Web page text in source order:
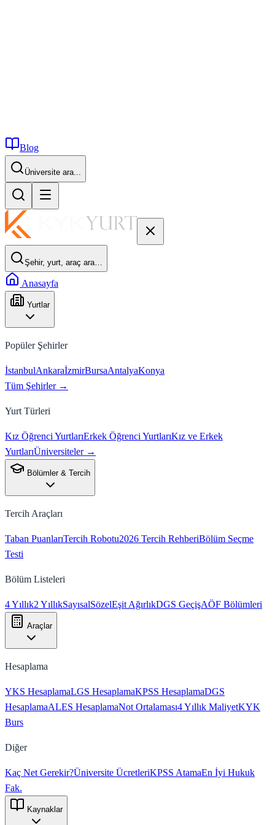
Blog
İstanbul...
Şehir, yurt, araç ara…
Anasayfa
Yurtlar
Popüler Şehirler
İstanbulAnkaraİzmirBursaAntalyaKonya
Tüm Şehirler →
Yurt Türleri
Kız Öğrenci YurtlarıErkek Öğrenci YurtlarıKız ve Erkek
YurtlarıÜniversiteler →
Bölümler & Tercih
Tercih Araçları
Taban PuanlarıTercih Robotu2026 Tercih RehberiBölüm Seçme
Testi
Bölüm Listeleri
4 Yıllık2 YıllıkSayısalSözelEşit AğırlıkDGS GeçişAÖF Bölümleri
Araçlar
Hesaplama
YKS HesaplamaLGS HesaplamaKPSS HesaplamaDGS
HesaplamaALES HesaplamaNot Ortalaması4 Yıllık MaliyetKYK
Burs
Diğer
Kaç Net Gerekir?Üniversite ÜcretleriKPSS AtamaEn İyi Hukuk
Fak.
Kaynaklar